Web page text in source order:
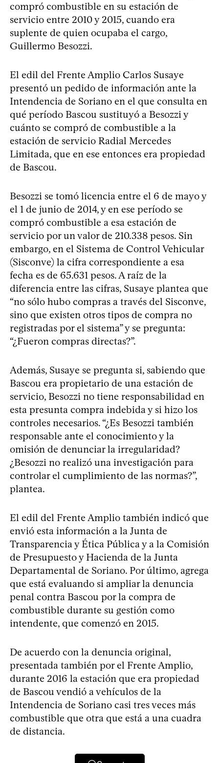
compró combustible en su estación de
servicio entre 2010 y 2015, cuando era
suplente de quien ocupaba el cargo,
Guillermo Besozzi.
El edil del Frente Amplio Carlos Susaye
presentó un pedido de información ante la
Intendencia de Soriano en el que consulta en
qué período Bascou sustituyó a Besozzi y
cuánto se compró de combustible a la
estación de servicio Radial Mercedes
Limitada, que en ese entonces era propiedad
de Bascou.
Besozzi se tomó licencia entre el 6 de mayo y
el 1 de junio de 2014, y en ese período se
compró combustible a esa estación de
servicio por un valor de 210.338 pesos. Sin
embargo, en el Sistema de Control Vehicular
(Sisconve) la cifra correspondiente a esa
fecha es de 65.631 pesos. A raíz de la
diferencia entre las cifras, Susaye plantea que
“no sólo hubo compras a través del Sisconve,
sino que existen otros tipos de compra no
registradas por el sistema” y se pregunta:
“¿Fueron compras directas?”.
Además, Susaye se pregunta si, sabiendo que
Bascou era propietario de una estación de
servicio, Besozzi no tiene responsabilidad en
esta presunta compra indebida y si hizo los
controles necesarios. “¿Es Besozzi también
responsable ante el conocimiento y la
omisión de denunciar la irregularidad?
¿Besozzi no realizó una investigación para
controlar el cumplimiento de las normas?”,
plantea.
El edil del Frente Amplio también indicó que
envió esta información a la Junta de
Transparencia y Ética Pública y a la Comisión
de Presupuesto y Hacienda de la Junta
Departamental de Soriano. Por último, agrega
que está evaluando si ampliar la denuncia
penal contra Bascou por la compra de
combustible durante su gestión como
intendente, que comenzó en 2015.
De acuerdo con la denuncia original,
presentada también por el Frente Amplio,
durante 2016 la estación que era propiedad
de Bascou vendió a vehículos de la
Intendencia de Soriano casi tres veces más
combustible que otra que está a una cuadra
de distancia.